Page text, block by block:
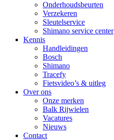
Onderhoudsbeurten
Verzekeren
Sleutelservice
Shimano service center
Kennis
Handleidingen
Bosch
Shimano
Tracefy
Fietsvideo’s & uitleg
Over ons
Onze merken
Balk Rijwielen
Vacatures
Nieuws
Contact